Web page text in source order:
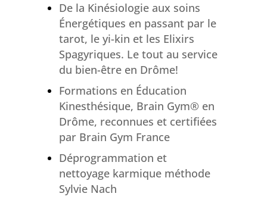
De la Kinésiologie aux soins
Énergétiques en passant par le
tarot, le yi-kin et les Elixirs
Spagyriques. Le tout au service
du bien-être en Drôme!
Formations en Éducation
Kinesthésique, Brain Gym® en
Drôme, reconnues et certifiées
par Brain Gym France
Déprogrammation et
nettoyage karmique méthode
Sylvie Nach